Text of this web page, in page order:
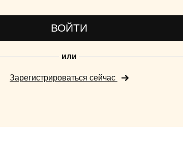
или
Зарегистрироваться сейчас